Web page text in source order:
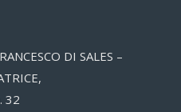
DI SALES –
32